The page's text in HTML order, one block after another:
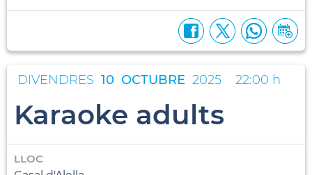
DIVENDRES 10 OCTUBRE 2025 22:00 h
Karaoke adults
LLOC